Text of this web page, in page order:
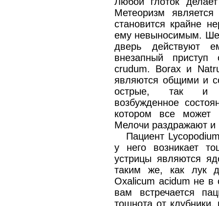
Метеоризм
становится крайне
ему невыносимым.
дверь действуют
внезапный приступ
crudum. Borax и
являются общими и
острые, так и
возбужденное
котором все может
Мелочи раздражают
Пациент
у него возникает
устрицы являются
таким же, как лук
Oxalicum acidum не в
вам встречается
тошнота от